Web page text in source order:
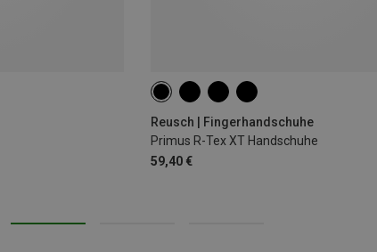
Reusch | Fingerhandschuhe
Primus R-Tex XT Handschuhe
59,40 €